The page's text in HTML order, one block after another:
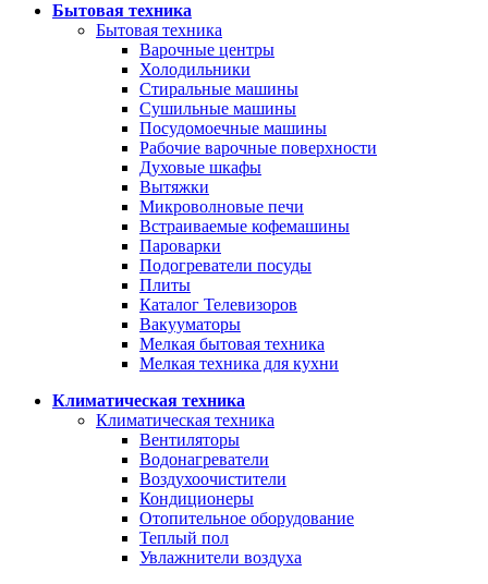
Бытовая техника
Бытовая техника
Варочные центры
Холодильники
Стиральные машины
Сушильные машины
Посудомоечные машины
Рабочие варочные поверхности
Духовые шкафы
Вытяжки
Микроволновые печи
Встраиваемые кофемашины
Пароварки
Подогреватели посуды
Плиты
Каталог Телевизоров
Вакууматоры
Мелкая бытовая техника
Мелкая техника для кухни
Климатическая техника
Климатическая техника
Вентиляторы
Водонагреватели
Воздухоочистители
Кондиционеры
Отопительное оборудование
Теплый пол
Увлажнители воздуха